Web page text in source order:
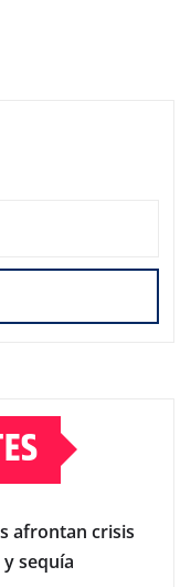
afrontan crisis
sequía